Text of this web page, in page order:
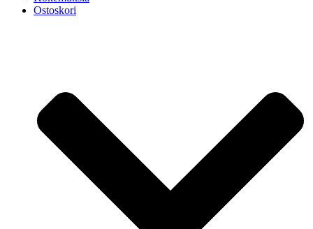
Ostoskori